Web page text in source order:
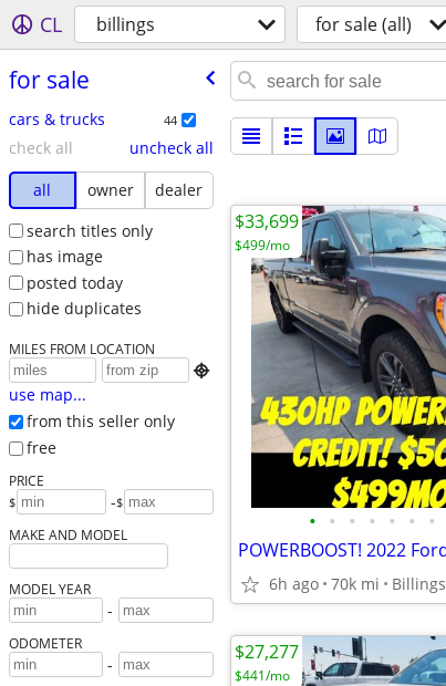
CL billings for sale (all)
for sale
cars & trucks 44
check all
uncheck all
all
owner
dealer
search titles only
has image
posted today
hide duplicates
MILES FROM LOCATION

use map...
from this seller only
free
PRICE
$ -$
MAKE AND MODEL
MODEL YEAR
-
ODOMETER
-
• • • • • • •
6h ago 70k mi Billings
$33,699
$499/mo
$27,277
$441/mo